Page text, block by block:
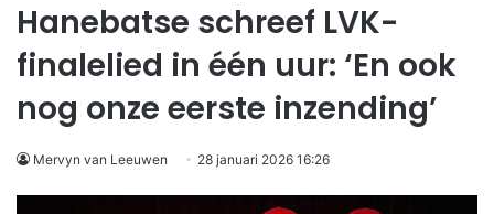
Hanebatse schreef LVK-
finalelied in één uur: ‘En ook
nog onze eerste inzending’
Mervyn van Leeuwen 28 januari 2026 16:26